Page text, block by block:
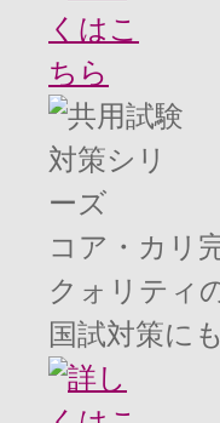
コア・カリ
クォリティ
国試対策に